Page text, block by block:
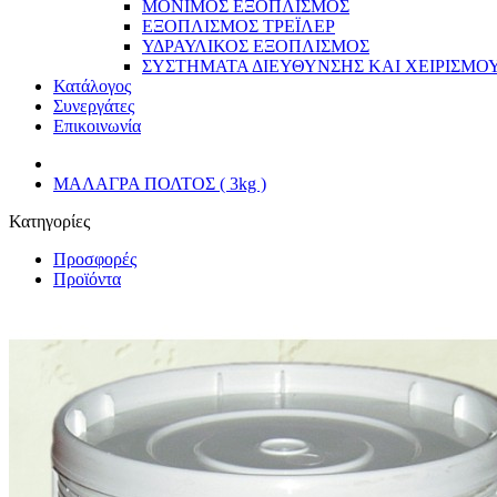
ΜΟΝΙΜΟΣ ΕΞΟΠΛΙΣΜΟΣ
ΕΞΟΠΛΙΣΜΟΣ ΤΡΕΪΛΕΡ
ΥΔΡΑΥΛΙΚΟΣ ΕΞΟΠΛΙΣΜΟΣ
ΣΥΣΤΗΜΑΤΑ ΔΙΕΥΘΥΝΣΗΣ ΚΑΙ
Κατάλογος
Συνεργάτες
Επικοινωνία
ΜΑΛΑΓΡΑ ΠΟΛΤΟΣ ( 3kg )
Κατηγορίες
Προσφορές
Προϊόντα